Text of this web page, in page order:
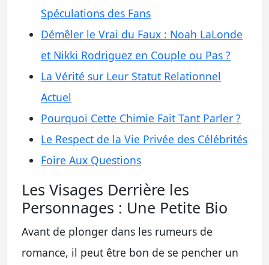
Spéculations des Fans
Démêler le Vrai du Faux : Noah LaLonde
et Nikki Rodriguez en Couple ou Pas ?
La Vérité sur Leur Statut Relationnel
Actuel
Pourquoi Cette Chimie Fait Tant Parler ?
Le Respect de la Vie Privée des Célébrités
Foire Aux Questions
Les Visages Derrière les
Personnages : Une Petite Bio
Avant de plonger dans les rumeurs de
romance, il peut être bon de se pencher un